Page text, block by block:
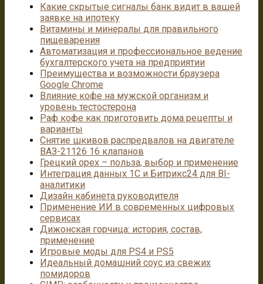
Какие скрытые сигналы банк видит в вашей
заявке на ипотеку
Витамины и минералы для правильного
пищеварения
Автоматизация и профессиональное ведение
бухгалтерского учета на предприятии
Преимущества и возможности браузера
Google Chrome
Влияние кофе на мужской организм и
уровень тестостерона
Раф кофе как приготовить дома рецепты и
варианты
Снятие шкивов распредвалов на двигателе
ВАЗ-21126 16 клапанов
Грецкий орех – польза, выбор и применение
Интеграция данных 1С и Битрикс24 для BI-
аналитики
Дизайн кабинета руководителя
Применение ИИ в современных цифровых
сервисах
Дижонская горчица: история, состав,
применение
Игровые моды для PS4 и PS5
Идеальный домашний соус из свежих
помидоров